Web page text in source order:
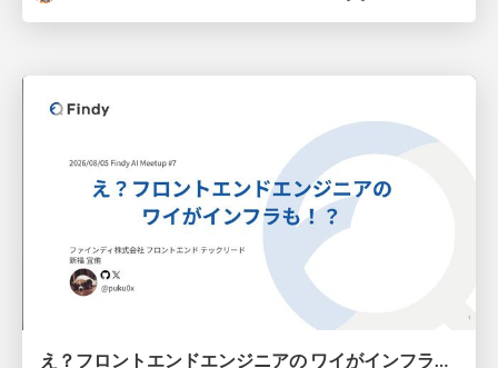
え？フロントエンドエンジニアの ワイがインフラも！？